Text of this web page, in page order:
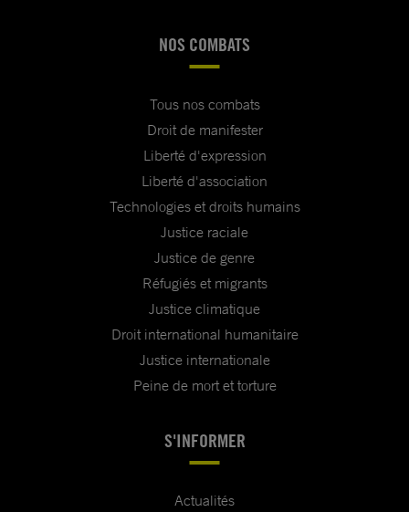
NOS COMBATS
Tous nos combats
Droit de manifester
Liberté d'expression
Liberté d'association
Technologies et droits humains
Justice raciale
Justice de genre
Réfugiés et migrants
Justice climatique
Droit international humanitaire
Justice internationale
Peine de mort et torture
S'INFORMER
Actualités